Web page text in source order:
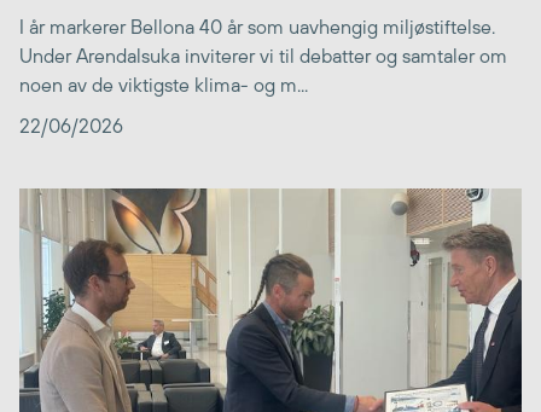
I år markerer Bellona 40 år som uavhengig miljøstiftelse.
Under Arendalsuka inviterer vi til debatter og samtaler om
noen av de viktigste klima- og m...
22/06/2026